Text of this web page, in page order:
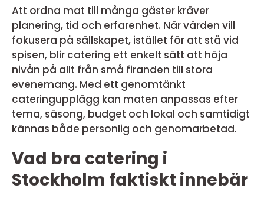
Att ordna mat till många gäster kräver
planering, tid och erfarenhet. När värden vill
fokusera på sällskapet, istället för att stå vid
spisen, blir catering ett enkelt sätt att höja
nivån på allt från små firanden till stora
evenemang. Med ett genomtänkt
cateringupplägg kan maten anpassas efter
tema, säsong, budget och lokal och samtidigt
kännas både personlig och genomarbetad.
Vad bra catering i
Stockholm faktiskt innebär